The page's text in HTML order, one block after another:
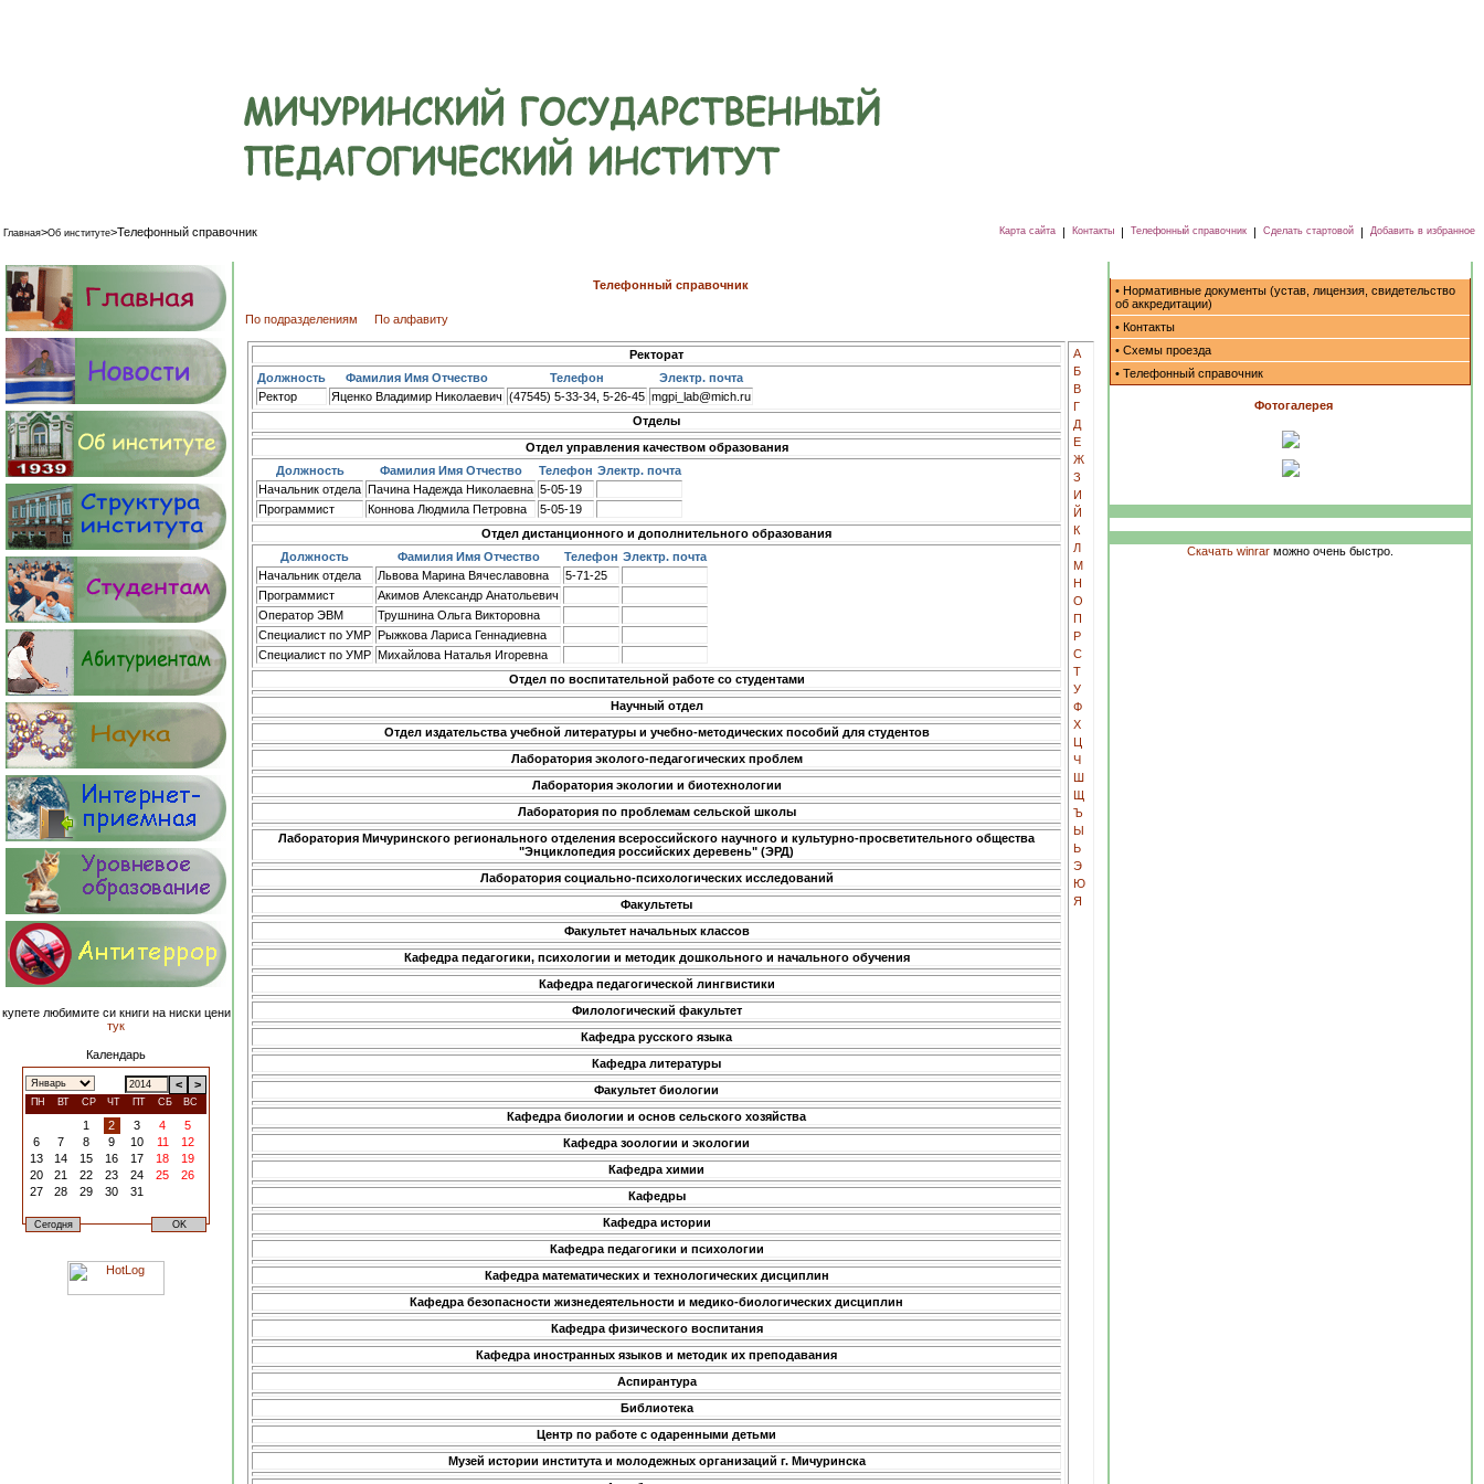
Главная>Об институте>Телефонный справочник Карта сайта | Контакты | Телефонный справочник | Сделать стартовой | Добавить в избранное
купете любимите си книги на ниски цени
тук
Календарь
< >
ПН ВТ СР ЧТ ПТ СБ ВС
1 2 3 4
5
6
7 8 9 10 11
12
13
14 15 16 17 18
19
20
21 22 23 24 25
26
27
28 29 30 31
Телефонный справочник
По подразделениям По алфавиту
Ректорат
Должность
Фамилия Имя Отчество Телефон
Электр. почта
Ректор
Яценко Владимир Николаевич (47545) 5-33-34, 5-26-45 mgpi_lab@mich.ru
Отделы
Отдел управления качеством образования
Должность
Фамилия Имя Отчество Телефон Электр. почта
Начальник отдела
Пачина Надежда Николаевна 5-05-19
Программист
Коннова Людмила Петровна
5-05-19
Отдел дистанционного и дополнительного образования
Должность
Фамилия Имя Отчество Телефон Электр. почта
Начальник отдела
Львова Марина Вячеславовна
5-71-25
Программист
Акимов Александр Анатольевич
Оператор ЭВМ
Трушнина Ольга Викторовна
Специалист по УМР
Рыжкова Лариса Геннадиевна
Специалист по УМР Михайлова Наталья Игоревна
Отдел по воспитательной работе со студентами
Научный отдел
Отдел издательства учебной литературы и учебно-методических пособий для студентов
Лаборатория эколого-педагогических проблем
Лаборатория экологии и биотехнологии
Лаборатория по проблемам сельской школы
Лаборатория Мичуринского регионального отделения всероссийского научного и культурно-просветительного общества
"Энциклопедия российских деревень" (ЭРД)
Лаборатория социально-психологических исследований
Факультеты
Факультет начальных классов
Кафедра педагогики, психологии и методик дошкольного и начального обучения
Кафедра педагогической лингвистики
Филологический факультет
Кафедра русского языка
Кафедра литературы
Факультет биологии
Кафедра биологии и основ сельского хозяйства
Кафедра зоологии и экологии
Кафедра химии
Кафедры
Кафедра истории
Кафедра педагогики и психологии
Кафедра математических и технологических дисциплин
Кафедра безопасности жизнедеятельности и медико-биологических дисциплин
Кафедра физического воспитания
Кафедра иностранных языков и методик их преподавания
Аспирантура
Библиотека
Центр по работе с одаренными детьми
Музей истории института и молодежных организаций г. Мичуринска
А
Б
В
Г
Д
Е
Ж
З
И
Й
К
Л
М
Н
О
П
Р
С
Т
У
Ф
Х
Ч
Ъ
Ы
Ь
Э
Ю
Я
• Нормативные документы (устав, лицензия, свидетельство
об аккредитации)
• Контакты
• Схемы проезда
• Телефонный справочник
Фотогалерея
Скачать winrar можно очень быстро.